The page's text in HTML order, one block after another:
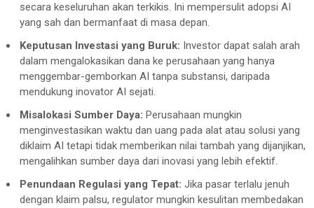
secara keseluruhan akan terkikis. Ini mempersulit adopsi AI
yang sah dan bermanfaat di masa depan.
Keputusan Investasi yang Buruk: Investor dapat salah arah
dalam mengalokasikan dana ke perusahaan yang hanya
menggembar-gemborkan AI tanpa substansi, daripada
mendukung inovator AI sejati.
Misalokasi Sumber Daya: Perusahaan mungkin
menginvestasikan waktu dan uang pada alat atau solusi yang
diklaim AI tetapi tidak memberikan nilai tambah yang dijanjikan,
mengalihkan sumber daya dari inovasi yang lebih efektif.
Penundaan Regulasi yang Tepat: Jika pasar terlalu jenuh
dengan klaim palsu, regulator mungkin kesulitan membedakan